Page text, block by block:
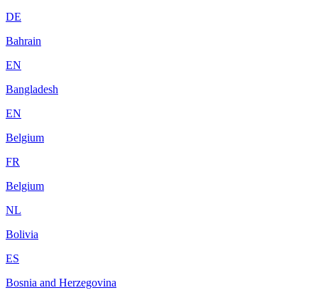
DE
Bahrain
EN
Bangladesh
EN
Belgium
FR
Belgium
NL
Bolivia
ES
Bosnia and Herzegovina